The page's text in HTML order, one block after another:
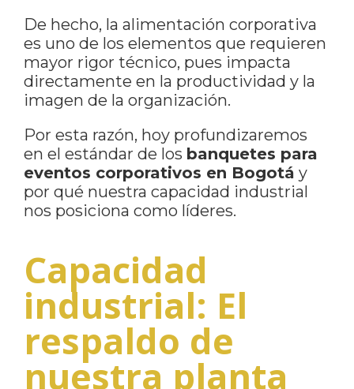
De hecho, la alimentación corporativa
es uno de los elementos que requieren
mayor rigor técnico, pues impacta
directamente en la productividad y la
imagen de la organización.
Por esta razón, hoy profundizaremos
en el estándar de los banquetes para
eventos corporativos en Bogotá y
por qué nuestra capacidad industrial
nos posiciona como líderes.
Capacidad
industrial: El
respaldo de
nuestra planta